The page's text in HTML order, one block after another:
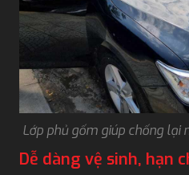
Lớp phủ gốm giúp chống lại
Dễ dàng vệ sinh, hạn